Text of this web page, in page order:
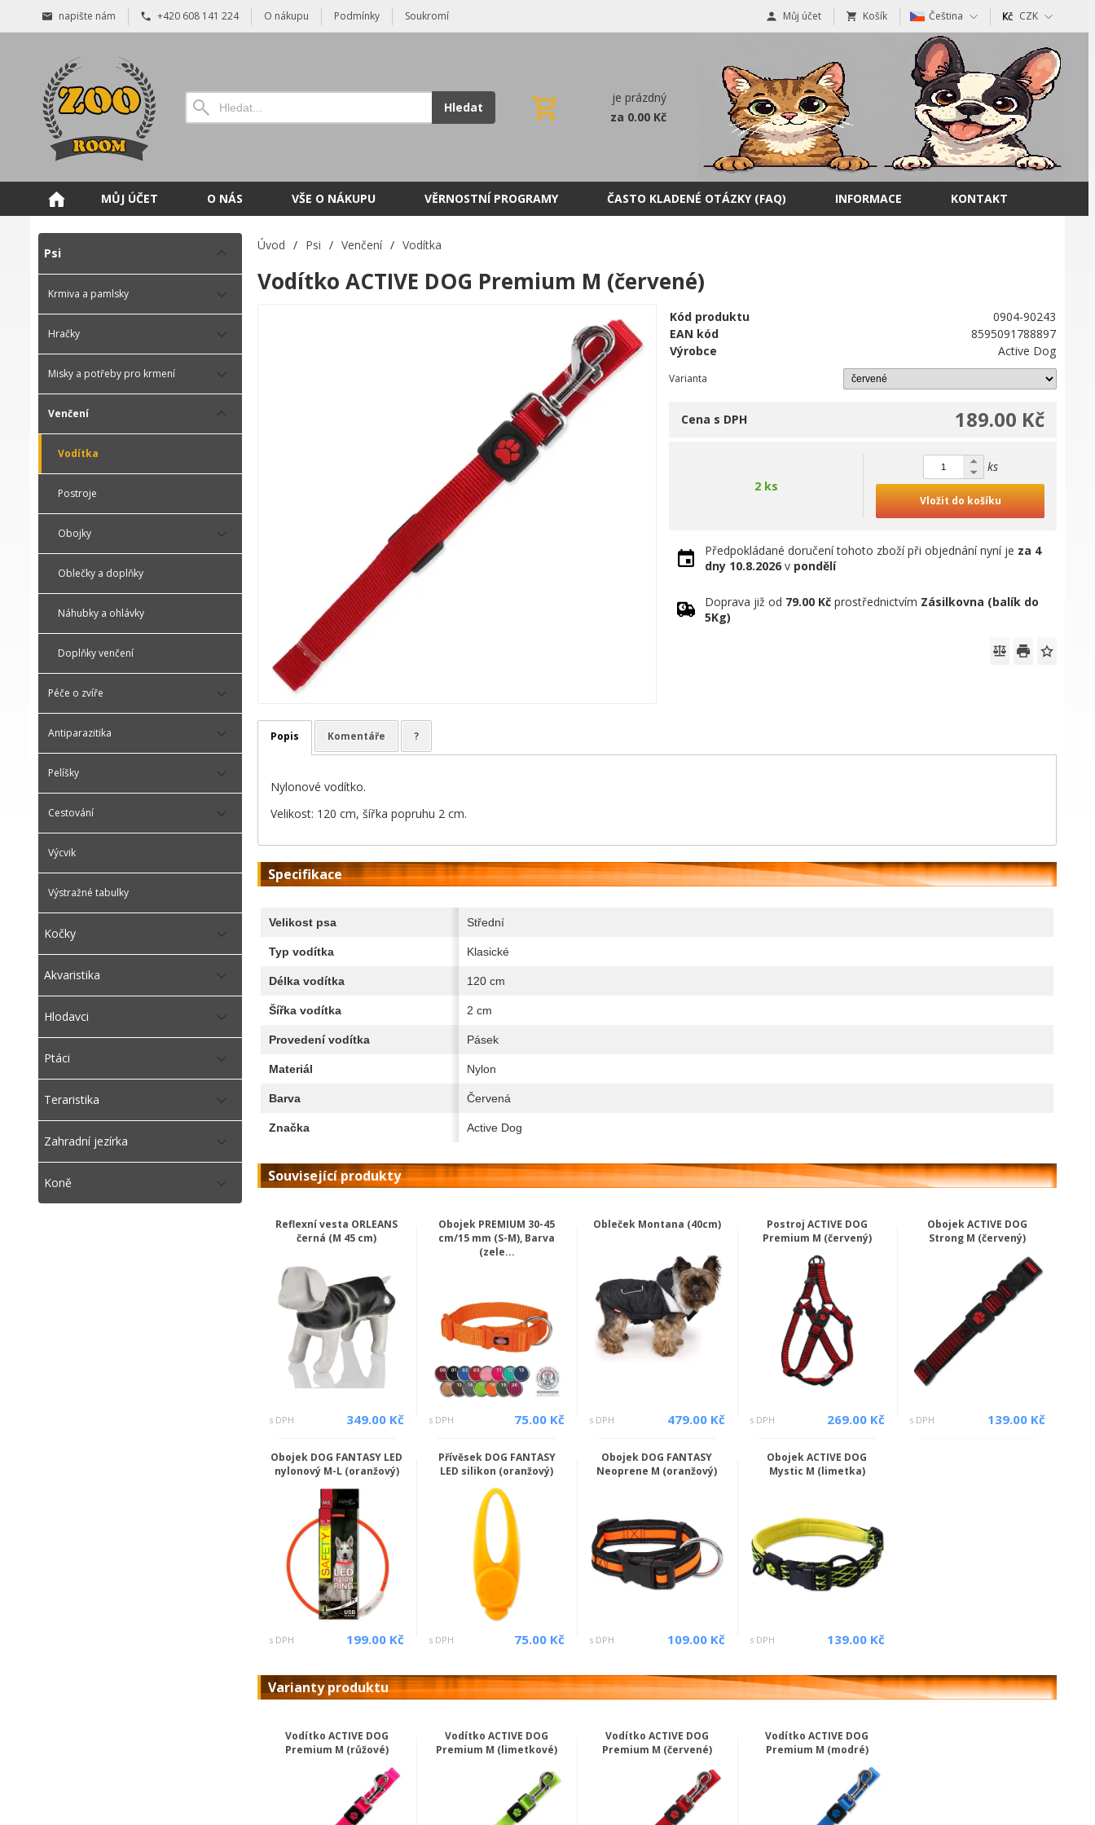
napište nám +420 608 141 224 O nákupu Podmínky Soukromí Můj účet Košík Čeština CZK
Hledat
je prázdný
za 0.00 Kč
MŮJ ÚČET O NÁS VŠE O NÁKUPU VĚRNOSTNÍ PROGRAMY ČASTO KLADENÉ OTÁZKY (FAQ) INFORMACE KONTAKT
Psi
Krmiva a pamlsky
Hračky
Misky a potřeby pro krmení
Venčení
Vodítka
Postroje
Obojky
Oblečky a doplňky
Náhubky a ohlávky
Doplňky venčení
Péče o zvíře
Antiparazitika
Pelíšky
Cestování
Výcvik
Výstražné tabulky
Kočky
Akvaristika
Hlodavci
Ptáci
Teraristika
Zahradní jezírka
Koně
Úvod / Psi / Venčení / Vodítka
Vodítko ACTIVE DOG Premium M (červené)
Kód produktu
0904-90243
EAN kód
8595091788897
Výrobce
Active Dog
Varianta
189.00 Kč
Cena s DPH
2 ks
ks
Vložit do košíku
Předpokládané doručení tohoto zboží při objednání nyní je za 4
dny 10.8.2026 v pondělí
Doprava již od 79.00 Kč prostřednictvím Zásilkovna (balík do
5Kg)
Popis Komentáře ?
Nylonové vodítko.
Velikost: 120 cm, šířka popruhu 2 cm.
Specifikace
Velikost psa Střední
Typ vodítka Klasické
Délka vodítka 120 cm
Šířka vodítka 2 cm
Provedení vodítka Pásek
Materiál Nylon
Barva Červená
Značka Active Dog
Související produkty
Reflexní vesta ORLEANS
černá (M 45 cm)
s DPH 349.00 Kč
Obojek PREMIUM 30-45
cm/15 mm (S-M), Barva
(zele...
s DPH 75.00 Kč
Obleček Montana (40cm)
s DPH 479.00 Kč
Postroj ACTIVE DOG
Premium M (červený)
s DPH 269.00 Kč
Obojek ACTIVE DOG
Strong M (červený)
s DPH 139.00 Kč
Obojek DOG FANTASY LED
nylonový M-L (oranžový)
s DPH 199.00 Kč
Přívěsek DOG FANTASY
LED silikon (oranžový)
s DPH 75.00 Kč
Obojek DOG FANTASY
Neoprene M (oranžový)
s DPH 109.00 Kč
Obojek ACTIVE DOG
Mystic M (limetka)
s DPH 139.00 Kč
Varianty produktu
Vodítko ACTIVE DOG
Premium M (růžové)
Vodítko ACTIVE DOG
Premium M (limetkové)
Vodítko ACTIVE DOG
Premium M (červené)
Vodítko ACTIVE DOG
Premium M (modré)